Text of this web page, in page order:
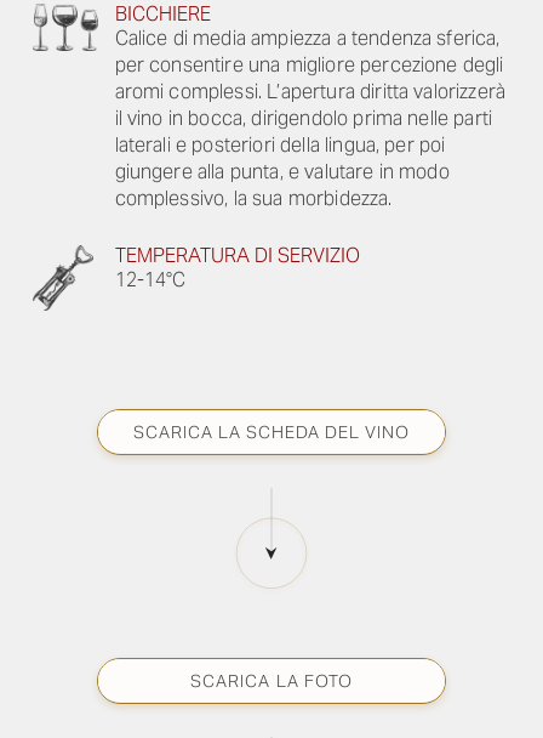
BICCHIERE
Calice di media ampiezza a tendenza sferica,
per consentire una migliore percezione degli
aromi complessi. L’apertura diritta valorizzerà
il vino in bocca, dirigendolo prima nelle parti
laterali e posteriori della lingua, per poi
giungere alla punta, e valutare in modo
complessivo, la sua morbidezza.
TEMPERATURA DI SERVIZIO
12-14°C
SCARICA LA SCHEDA DEL VINO
SCARICA LA FOTO